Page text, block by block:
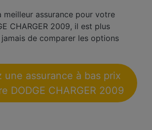
meilleur assurance pour votre
CHARGER 2009, il est plus
de comparer les options
une assurance à bas prix
DODGE CHARGER 2009